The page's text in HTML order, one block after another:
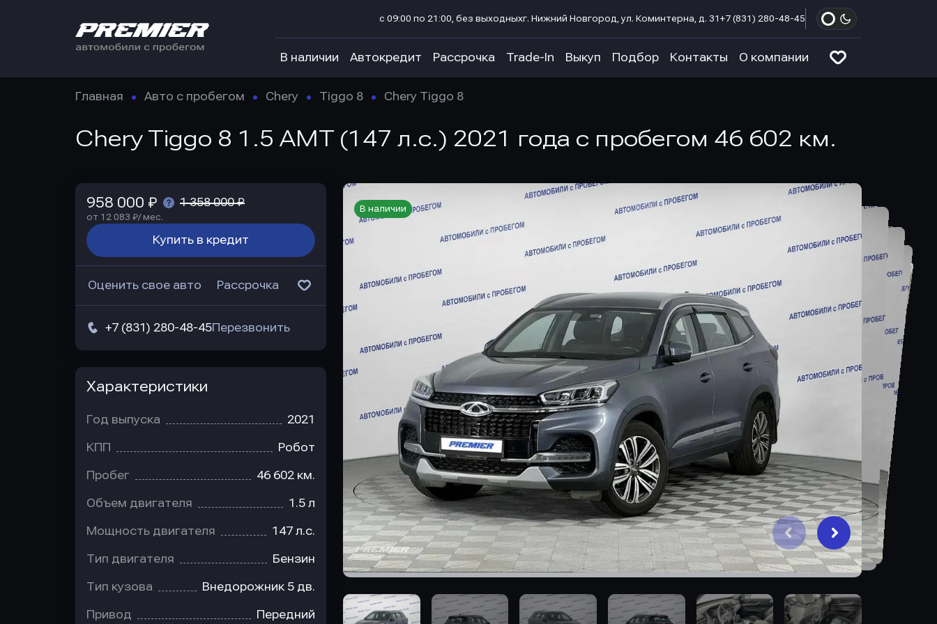
с 09:00 по 21:00, без выходныхг. Нижний Новгород, ул. Коминтерна, д. 31 +7 (831) 280-48-45
В наличии Автокредит Рассрочка Trade-In Выкуп Подбор Контакты О компании
Главная Авто с пробегом Chery Tiggo 8 Chery Tiggo 8
Chery Tiggo 8 1.5 AMT (147 л.с.) 2021 года с пробегом 46 602 км.
В наличии
958 000 ₽ 1 358 000 ₽
от 12 083 ₽/ мес.
Купить в кредит
Оценить свое авто Рассрочка
+7 (831) 280-48-45Перезвонить
Характеристики
Год выпуска 2021
КПП Робот
Пробег 46 602 км.
Объем двигателя 1.5 л
Мощность двигателя 147 л.с.
Тип двигателя Бензин
Тип кузова Внедорожник 5 дв.
Привод Передний